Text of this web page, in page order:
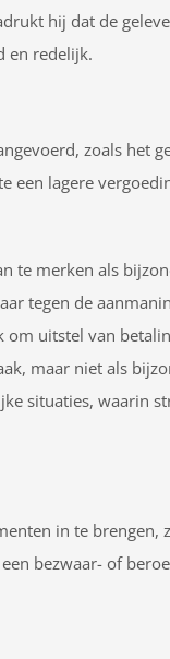
hij dat de
en redelijk.
zoals het
een lagere
te merken als
tegen de
uitstel van
maar niet als
situaties, waarin
in te
bezwaar- of